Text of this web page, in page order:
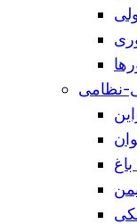
نظامی